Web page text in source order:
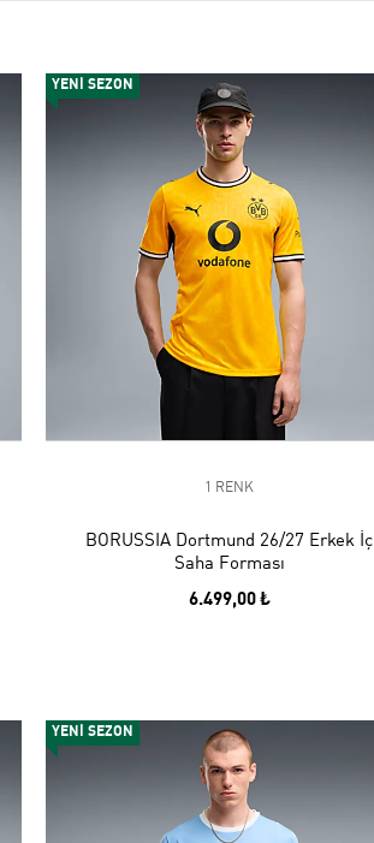
YENİ SEZON
1 RENK
BORUSSIA Dortmund 26/27 Erkek İç
Saha Forması
6.499,00 ₺
YENİ SEZON